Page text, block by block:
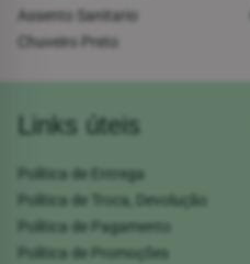
Assento Sanitario
Chuveiro Preto
Links úteis
Política de Entrega
Política de Troca, Devolução
Política de Pagamento
Política de Promoções